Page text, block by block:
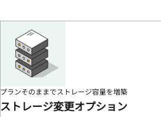
プランそのままでストレージ容量を増築
ストレージ変更オプション